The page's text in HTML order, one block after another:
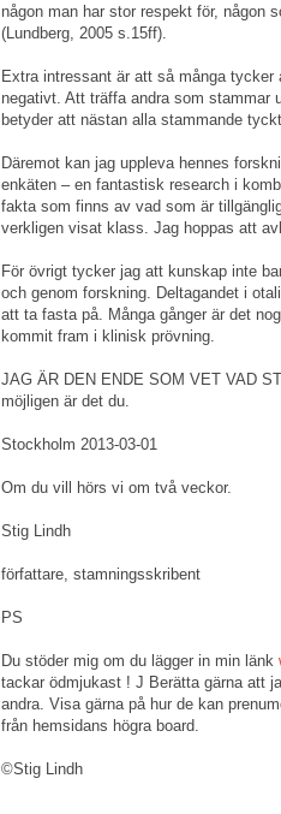
någon man har stor respekt för, någon
(Lundberg, 2005 s.15ff).
Extra intressant är att så många
negativt. Att träffa andra som
betyder att nästan alla stammande
Däremot kan jag uppleva hennes
enkäten – en fantastisk research i
fakta som finns av vad som är
verkligen visat klass. Jag hoppas att
För övrigt tycker jag att kunskap inte
och genom forskning. Deltagandet i
att ta fasta på. Många gånger är det
kommit fram i klinisk prövning.
JAG ÄR DEN ENDE SOM VET VAD
möjligen är det du.
Stockholm 2013-03-01
Om du vill hörs vi om två veckor.
Stig Lindh
författare, stamningsskribent
PS
Du stöder mig om du lägger in min länk
tackar ödmjukast ! J Berätta gärna att
andra. Visa gärna på hur de kan
från hemsidans högra board.
©Stig Lindh